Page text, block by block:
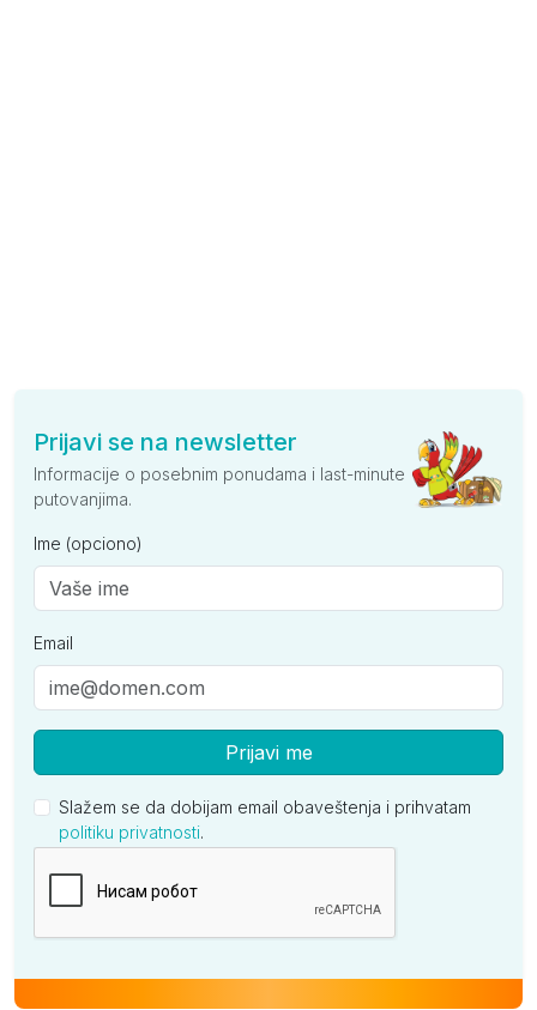
Prijavi se na newsletter
Informacije o posebnim ponudama i last-minute
putovanjima.
Ime (opciono)
Email
Prijavi me
Slažem se da dobijam email obaveštenja i prihvatam
politiku privatnosti.